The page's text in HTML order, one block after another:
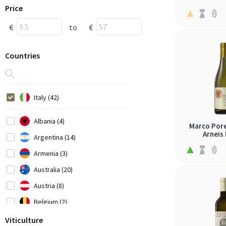
Price
€
to €
Countries
Italy (42)
Albania (4)
Argentina (14)
Armenia (3)
Australia (20)
Austria (8)
Belgium (2)
Bosnia-Herzegovina (1)
Viticulture
Marco
Arneis